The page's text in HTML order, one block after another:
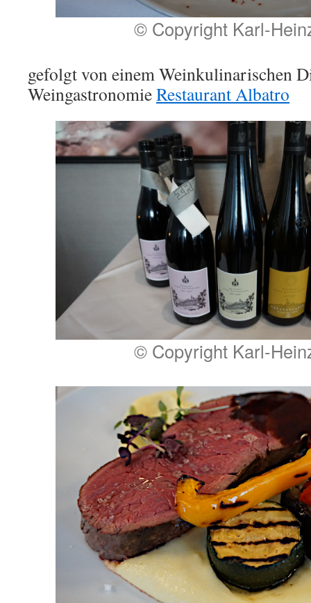
© Copyright Karl-
gefolgt von einem Weinkulinarischen
WeingastronomieRestaurant Albatro
© Copyright Karl-